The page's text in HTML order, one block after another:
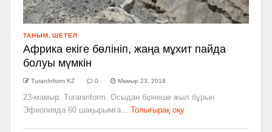
ТАНЫМ ШЕТЕЛ
Африка екіге бөлініп, жаңа мұхит пайда
болуы мүмкін
TuranInform KZ 0 Мамыр 23, 2018
23-мамыр. Turaninform. Осыдан бірнеше жыл бұрын
Эфиопияда 60 шақырымға...
Толығырақ оқу